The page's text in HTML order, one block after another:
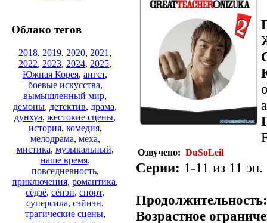
Облако тегов
2018, 2019, 2020, 2021 ,
2022, 2023, 2024, 2025,
Южная Корея, ангст,
боевые искусства,
вымышленный мир,
демоны, детектив, драма,
дунхуа, жестокие сцены,
история, комедия,
мелодрама, меха,
мистика, музыкальный,
наше время,
повседневность,
приключения, романтика,
сёдзё, сёнэн, спорт,
суперсила, сэйнэн,
трагические сцены,
Озвучено: DuSoLeil
Серии: 1-11 из 11 эп.
Продолжительность:
Возрастное